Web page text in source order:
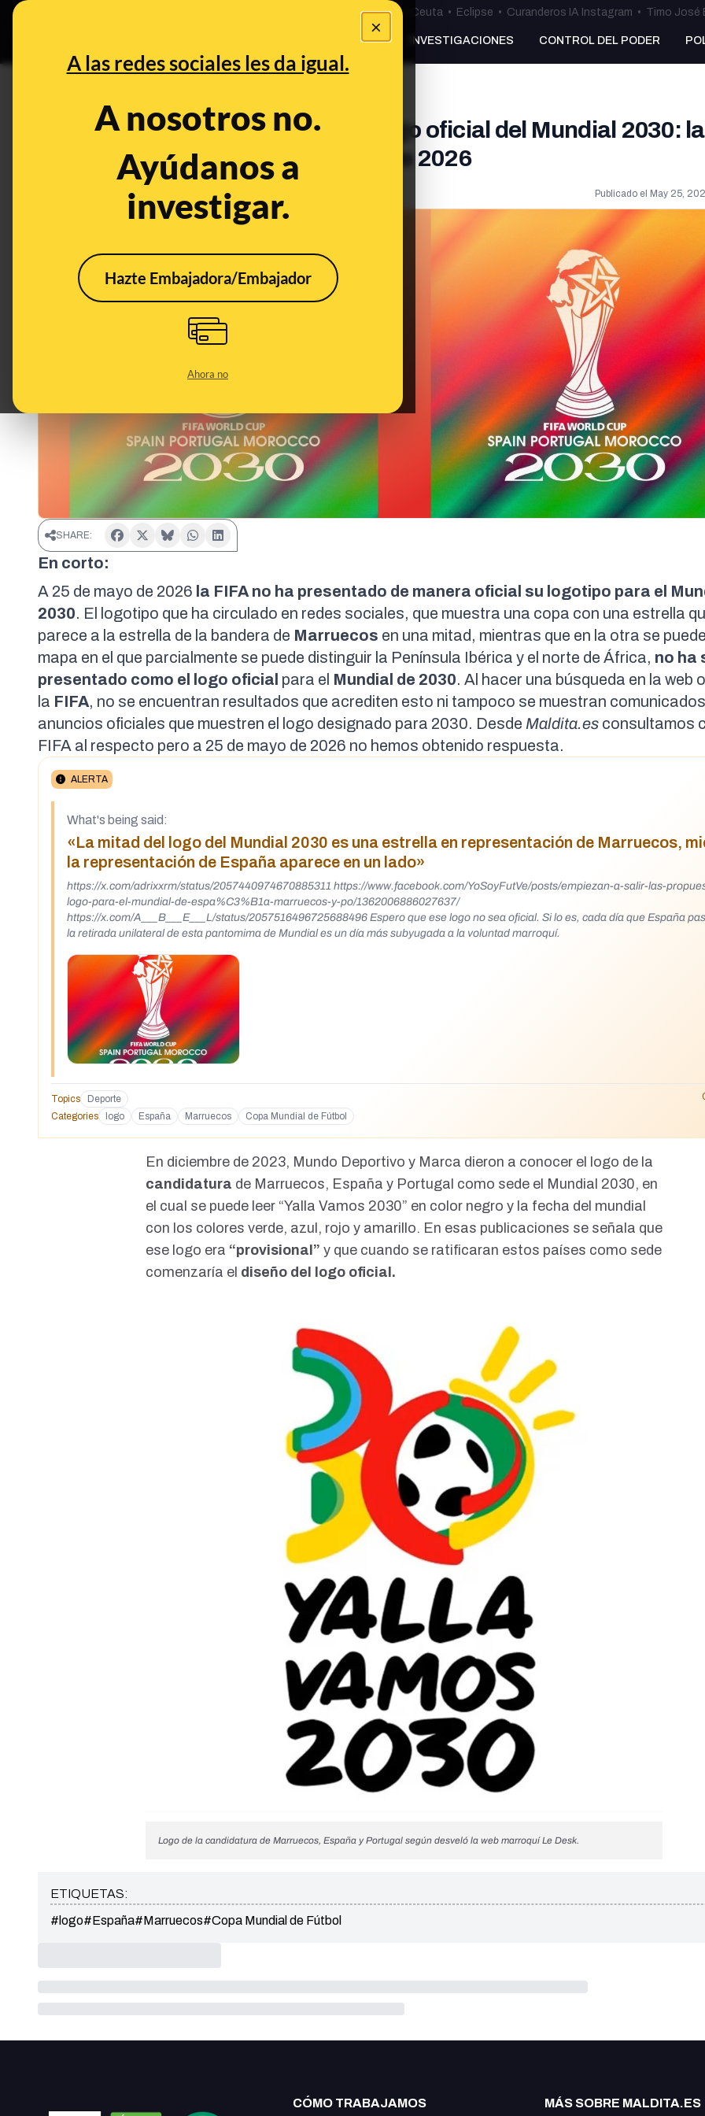
×
A las redes sociales les da igual.
A nosotros no.
Ayúdanos a
investigar.
Hazte Embajadora/Embajador
Ahora no
Especial Ceuta•Bulos Ceuta • Eclipse • Curanderos IA Instagram • Timo José
PREBUNKING INVESTIGACIONES CONTROL DEL PODER
No hay rastro de que este sea el logo oficial del Mundial 2030:
no lo ha anunciado a 25 de mayo de 2026
Publicado el May 25,
ALERTA
SHARE:
En corto:
A 25 de mayo de 2026 la FIFA no ha presentado de manera oficial su logotipo para el
2030. El logotipo que ha circulado en redes sociales, que muestra una copa con una estrella
parece a la estrella de la bandera de Marruecos en una mitad, mientras que en la otra se
mapa en el que parcialmente se puede distinguir la Península Ibérica y el norte de África, no ha
presentado como el logo oficial para el Mundial de 2030. Al hacer una búsqueda en la web
la FIFA, no se encuentran resultados que acrediten esto ni tampoco se muestran
anuncios oficiales que muestren el logo designado para 2030. Desde Maldita.es consultamos
FIFA al respecto pero a 25 de mayo de 2026 no hemos obtenido respuesta.
ALERTA
What's being said:
«La mitad del logo del Mundial 2030 es una estrella en representación de Marruecos,
la representación de España aparece en un lado»
https://x.com/adrixxrm/status/2057440974670885311 https://www.facebook.com/YoSoyFutVe/posts/empiezan-a-salir-las-
logo-para-el-mundial-de-espa%C3%B1a-marruecos-y-po/1362006886027637/
https://x.com/A___B___E___L/status/2057516496725688496 Espero que ese logo no sea oficial. Si lo es, cada día que España pase sin pedir
la retirada unilateral de esta pantomima de Mundial es un día más subyugada a la voluntad marroquí.
Topics Deporte
Categories
logo España Marruecos Copa Mundial de Fútbol
En diciembre de 2023, Mundo Deportivo y Marca dieron a conocer el logo de la
candidatura de Marruecos, España y Portugal como sede el Mundial 2030, en
el cual se puede leer “Yalla Vamos 2030” en color negro y la fecha del mundial
con los colores verde, azul, rojo y amarillo. En esas publicaciones se señala que
ese logo era “provisional”y que cuando se ratificaran estos países como sede
comenzaría el diseño del logo oficial.
Logo de la candidatura de Marruecos, España y Portugal según desveló la web marroquí Le Desk.
ETIQUETAS:
#logo#España#Marruecos#Copa Mundial de Fútbol
CÓMO TRABAJAMOS MÁS SOBRE MALDITA.ES